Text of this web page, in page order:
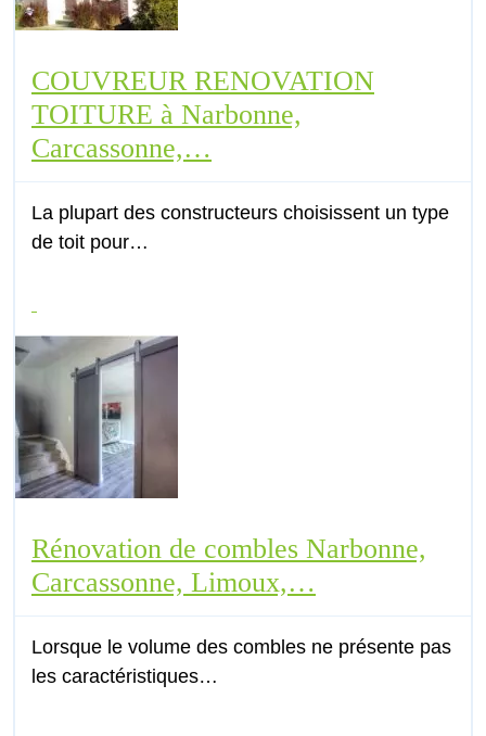
COUVREUR RENOVATION
TOITURE à Narbonne,
Carcassonne,…
La plupart des constructeurs choisissent un type
de toit pour…
Rénovation de combles Narbonne,
Carcassonne, Limoux,…
Lorsque le volume des combles ne présente pas
les caractéristiques…